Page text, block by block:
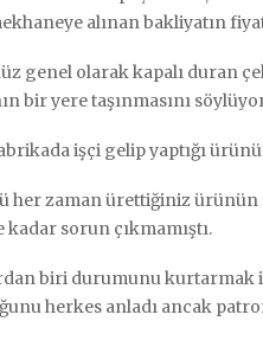
alınan bakliyatın
genel olarak kapalı duran
bir yere taşınmasını
işçi gelip yaptığı
her zaman ürettiğiniz ürünün
sorun çıkmamıştı.
biri durumunu
herkes anladı ancak